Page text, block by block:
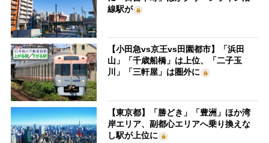
線駅が
【小田急vs京王vs田園都市】「浜田
山」「千歳船橋」は上位、「二子玉
川」「三軒屋」は圏外に
【東京都】「勝どき」「豊洲」ほか湾
岸エリア、副都心エリアへ乗り換えな
し駅が上位に